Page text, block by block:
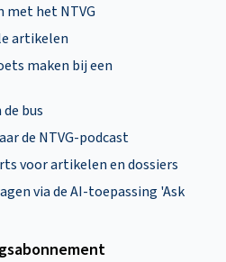
met het NTVG
artikelen
maken bij een
bus
de NTVG-podcast
voor artikelen en dossiers
via de AI-toepassing 'Ask